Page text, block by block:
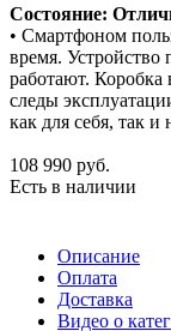
Состояние:
• Смартфоном
время.
работают.
следы
как для себя, так и
108 990 руб.
Есть в наличии
Описание
Оплата
Доставка
Видео о